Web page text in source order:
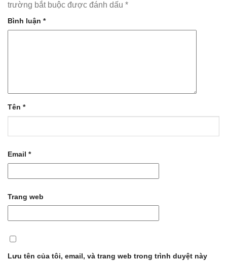
trường bắt buộc được đánh dấu *
Bình luận *
Tên *
Email *
Trang web
Lưu tên của tôi, email, và trang web trong trình duyệt này